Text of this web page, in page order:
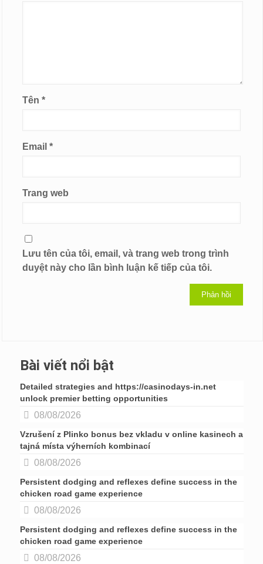
Tên *
Email *
Trang web
Lưu tên của tôi, email, và trang web trong trình
duyệt này cho lần bình luận kế tiếp của tôi.
Bài viết nổi bật
Detailed strategies and https://casinodays-in.net
unlock premier betting opportunities
08/08/2026
Vzrušení z Plinko bonus bez vkladu v online kasinech a
tajná místa výherních kombinací
08/08/2026
Persistent dodging and reflexes define success in the
chicken road game experience
08/08/2026
Persistent dodging and reflexes define success in the
chicken road game experience
08/08/2026